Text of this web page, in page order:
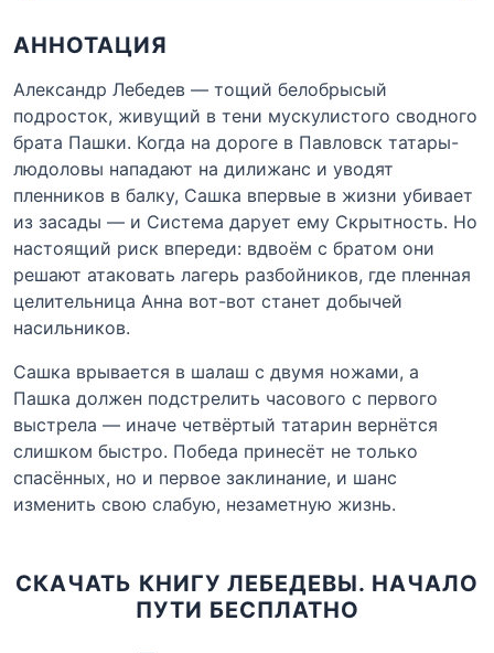
АННОТАЦИЯ
Александр Лебедев — тощий белобрысый
подросток, живущий в тени мускулистого сводного
брата Пашки. Когда на дороге в Павловск татары-
людоловы нападают на дилижанс и уводят
пленников в балку, Сашка впервые в жизни убивает
из засады — и Система дарует ему Скрытность. Но
настоящий риск впереди: вдвоём с братом они
решают атаковать лагерь разбойников, где пленная
целительница Анна вот-вот станет добычей
насильников.
Сашка врывается в шалаш с двумя ножами, а
Пашка должен подстрелить часового с первого
выстрела — иначе четвёртый татарин вернётся
слишком быстро. Победа принесёт не только
спасённых, но и первое заклинание, и шанс
изменить свою слабую, незаметную жизнь.
СКАЧАТЬ КНИГУ ЛЕБЕДЕВЫ. НАЧАЛО
ПУТИ БЕСПЛАТНО